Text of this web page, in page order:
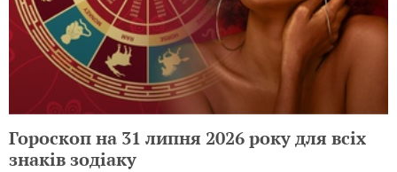
Гороскоп на 31 липня 2026 року для всіх
знаків зодіаку